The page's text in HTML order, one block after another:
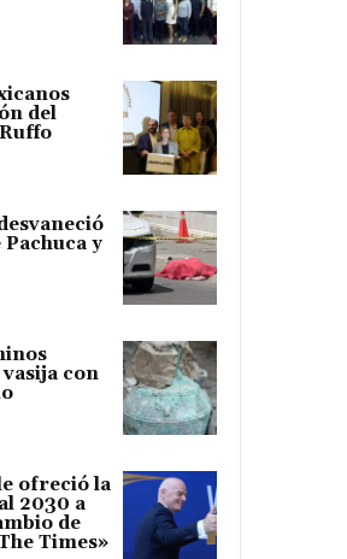
del
y
con
ofreció la
2030 a
de
Times»